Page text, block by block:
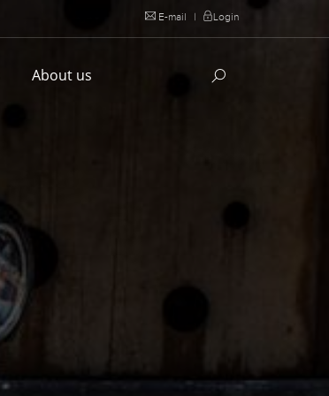
E-mail | Login
About us